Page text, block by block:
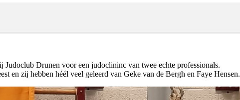
Drunen voor een judoclininc van twee echte professionals.
en zij hebben héél veel geleerd van Geke van de Bergh en Faye Hensen.